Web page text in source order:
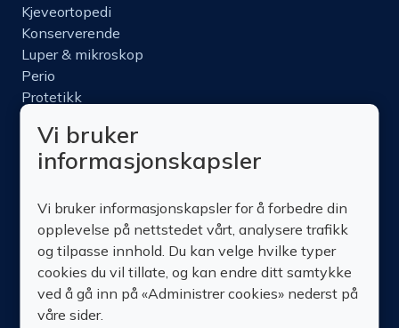
Kjeveortopedi
Konserverende
Luper & mikroskop
Perio
Protetikk
Nettbutikk
Om oss
Kontakt oss
Vi bruker
informasjonskapsler
Vi bruker informasjonskapsler for å forbedre din
opplevelse på nettstedet vårt, analysere trafikk
og tilpasse innhold. Du kan velge hvilke typer
cookies du vil tillate, og kan endre ditt samtykke
ved å gå inn på «Administrer cookies» nederst på
våre sider.